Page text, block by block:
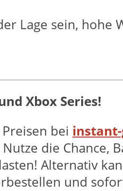
Lage sein, hohe
Xbox Series!
bei
die Chance,
Alternativ
und